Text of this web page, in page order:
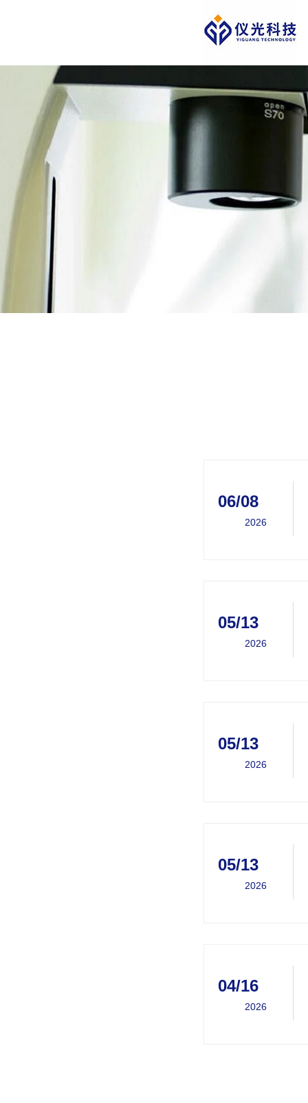
06/08
2026
05/13
2026
05/13
2026
05/13
2026
04/16
2026